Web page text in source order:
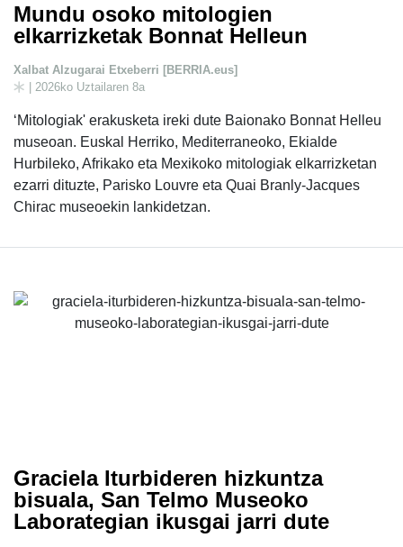
Mundu osoko mitologien
elkarrizketak Bonnat Helleun
Xalbat Alzugarai Etxeberri [BERRIA.eus]
| 2026ko Uztailaren 8a
‘Mitologiak' erakusketa ireki dute Baionako Bonnat Helleu
museoan. Euskal Herriko, Mediterraneoko, Ekialde
Hurbileko, Afrikako eta Mexikoko mitologiak elkarrizketan
ezarri dituzte, Parisko Louvre eta Quai Branly-Jacques
Chirac museoekin lankidetzan.
Graciela Iturbideren hizkuntza
bisuala, San Telmo Museoko
Laborategian ikusgai jarri dute